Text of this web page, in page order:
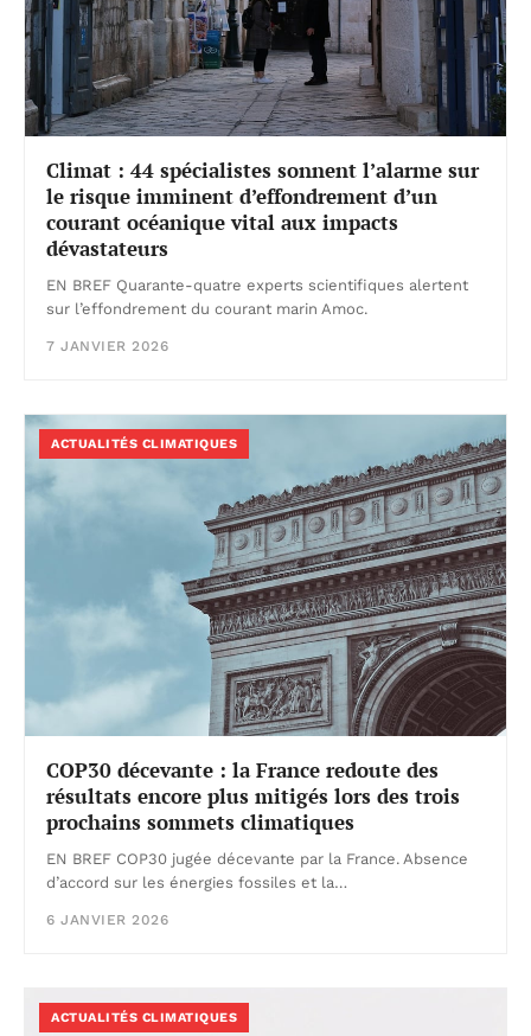
Climat : 44 spécialistes sonnent l’alarme sur
le risque imminent d’effondrement d’un
courant océanique vital aux impacts
dévastateurs
EN BREF Quarante-quatre experts scientifiques alertent
sur l’effondrement du courant marin Amoc.
7 JANVIER 2026
ACTUALITÉS CLIMATIQUES
COP30 décevante : la France redoute des
résultats encore plus mitigés lors des trois
prochains sommets climatiques
EN BREF COP30 jugée décevante par la France. Absence
d’accord sur les énergies fossiles et la…
6 JANVIER 2026
ACTUALITÉS CLIMATIQUES